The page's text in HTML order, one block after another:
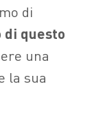
di
questo
una
la sua